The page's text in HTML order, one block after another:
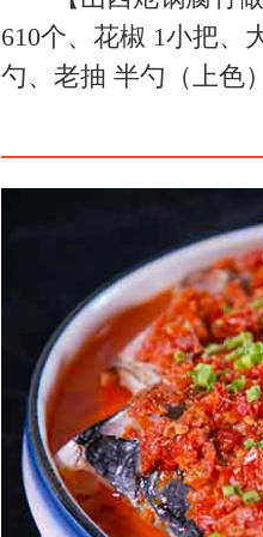
610个、花椒 1小把、
勺、老抽 半勺（上色